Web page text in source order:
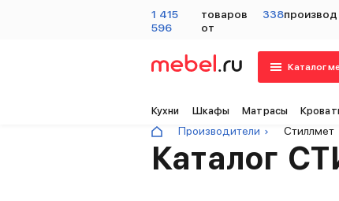
1 415
596
товаров
от
338
Каталог
Кухни Шкафы Матрасы
Производители Стиллмет
Каталог